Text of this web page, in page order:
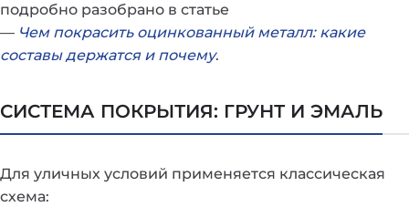
подробно разобрано в статье
— Чем покрасить оцинкованный металл: какие
составы держатся и почему.
СИСТЕМА ПОКРЫТИЯ: ГРУНТ И ЭМАЛЬ
Для уличных условий применяется классическая
схема: